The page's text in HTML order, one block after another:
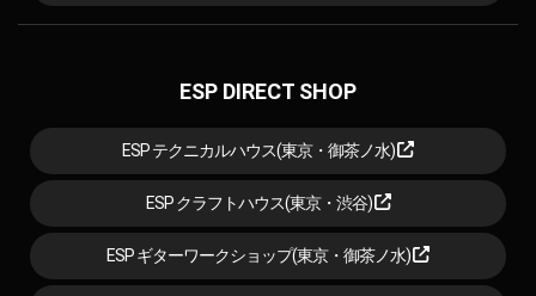
ESP DIRECT SHOP
ESP テクニカルハウス(東京・御茶ノ水)
ESP クラフトハウス(東京・渋谷)
ESP ギターワークショップ(東京・御茶ノ水)